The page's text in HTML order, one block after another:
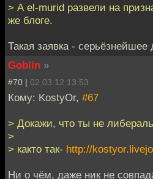
> А el-murid развели на
же блоге.
Такая заявка - серьёзнейшее
Goblin »
#70 | 02.03.12 13:53
Кому: KostyOr, #67
> Докажи, что ты не
>
> както так- http://
Ни о чём, даже ник не